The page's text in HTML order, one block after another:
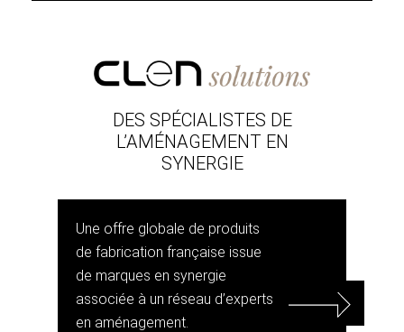
DES SPÉCIALISTES DE
L’AMÉNAGEMENT EN
SYNERGIE
Une offre globale de produits
de fabrication française issue
de marques en synergie
associée à un réseau d’experts
en aménagement.